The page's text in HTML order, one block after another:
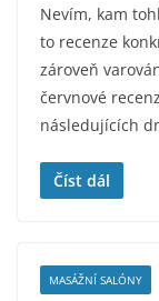
Nevím, kam
to recenze
zároveň
červnové
následujících
Číst dál
MASÁŽNÍ SALÓNY